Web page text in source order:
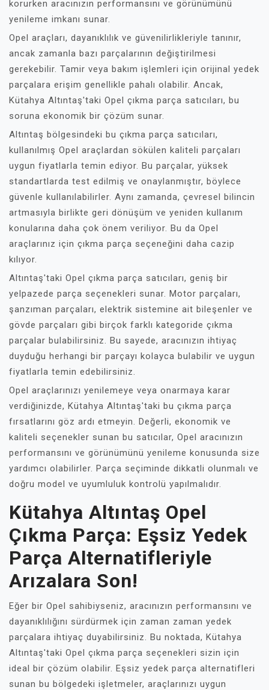
korurken aracınızın performansını ve görünümünü
yenileme imkanı sunar.
Opel araçları, dayanıklılık ve güvenilirlikleriyle tanınır,
ancak zamanla bazı parçalarının değiştirilmesi
gerekebilir. Tamir veya bakım işlemleri için orijinal yedek
parçalara erişim genellikle pahalı olabilir. Ancak,
Kütahya Altıntaş'taki Opel çıkma parça satıcıları, bu
soruna ekonomik bir çözüm sunar.
Altıntaş bölgesindeki bu çıkma parça satıcıları,
kullanılmış Opel araçlardan sökülen kaliteli parçaları
uygun fiyatlarla temin ediyor. Bu parçalar, yüksek
standartlarda test edilmiş ve onaylanmıştır, böylece
güvenle kullanılabilirler. Aynı zamanda, çevresel bilincin
artmasıyla birlikte geri dönüşüm ve yeniden kullanım
konularına daha çok önem veriliyor. Bu da Opel
araçlarınız için çıkma parça seçeneğini daha cazip
kılıyor.
Altıntaş'taki Opel çıkma parça satıcıları, geniş bir
yelpazede parça seçenekleri sunar. Motor parçaları,
şanzıman parçaları, elektrik sistemine ait bileşenler ve
gövde parçaları gibi birçok farklı kategoride çıkma
parçalar bulabilirsiniz. Bu sayede, aracınızın ihtiyaç
duyduğu herhangi bir parçayı kolayca bulabilir ve uygun
fiyatlarla temin edebilirsiniz.
Opel araçlarınızı yenilemeye veya onarmaya karar
verdiğinizde, Kütahya Altıntaş'taki bu çıkma parça
fırsatlarını göz ardı etmeyin. Değerli, ekonomik ve
kaliteli seçenekler sunan bu satıcılar, Opel aracınızın
performansını ve görünümünü yenileme konusunda size
yardımcı olabilirler. Parça seçiminde dikkatli olunmalı ve
doğru model ve uyumluluk kontrolü yapılmalıdır.
Kütahya Altıntaş Opel
Çıkma Parça: Eşsiz Yedek
Parça Alternatifleriyle
Arızalara Son!
Eğer bir Opel sahibiyseniz, aracınızın performansını ve
dayanıklılığını sürdürmek için zaman zaman yedek
parçalara ihtiyaç duyabilirsiniz. Bu noktada, Kütahya
Altıntaş'taki Opel çıkma parça seçenekleri sizin için
ideal bir çözüm olabilir. Eşsiz yedek parça alternatifleri
sunan bu bölgedeki işletmeler, araçlarınızı uygun